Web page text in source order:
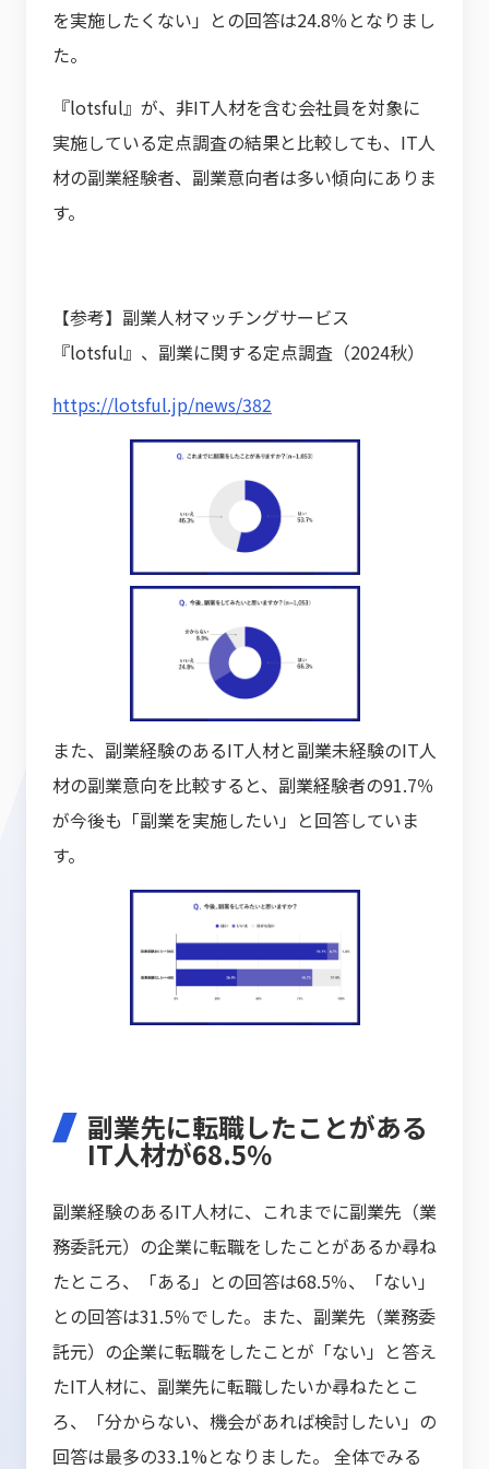
を実施したくない」との回答は24.8％となりまし
た。
『lotsful』が、非IT人材を含む会社員を対象に
実施している定点調査の結果と比較しても、IT人
材の副業経験者、副業意向者は多い傾向にありま
す。
【参考】副業人材マッチングサービス
『lotsful』、副業に関する定点調査（2024秋）
https://lotsful.jp/news/382
また、副業経験のあるIT人材と副業未経験のIT人
材の副業意向を比較すると、副業経験者の91.7％
が今後も「副業を実施したい」と回答していま
す。
副業先に転職したことがある
IT人材が68.5％
副業経験のあるIT人材に、これまでに副業先（業
務委託元）の企業に転職をしたことがあるか尋ね
たところ、「ある」との回答は68.5％、「ない」
との回答は31.5％でした。また、副業先（業務委
託元）の企業に転職をしたことが「ない」と答え
たIT人材に、副業先に転職したいか尋ねたとこ
ろ、「分からない、機会があれば検討したい」の
回答は最多の33.1%となりました。 全体でみる